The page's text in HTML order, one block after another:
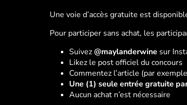
Une voie d’accès gratuite est
Pour participer sans achat, les
Suivez@maylanderwine sur
Likez le post officiel du concours
Commentez l’article (par
Une (1) seule entrée gratuite
Aucun achat n’est nécessaire